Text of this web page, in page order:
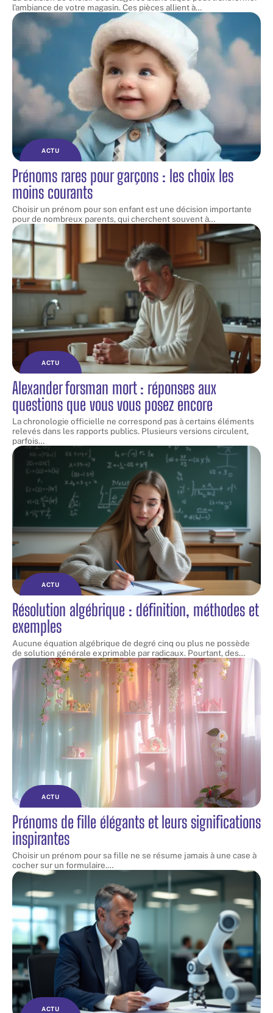
l'ambiance de votre magasin. Ces pièces allient à…
ACTU
Prénoms rares pour garçons : les choix les
moins courants
Choisir un prénom pour son enfant est une décision importante
pour de nombreux parents, qui cherchent souvent à…
ACTU
Alexander forsman mort : réponses aux
questions que vous vous posez encore
La chronologie officielle ne correspond pas à certains éléments
relevés dans les rapports publics. Plusieurs versions circulent,
parfois…
ACTU
Résolution algébrique : définition, méthodes et
exemples
Aucune équation algébrique de degré cinq ou plus ne possède
de solution générale exprimable par radicaux. Pourtant, des…
ACTU
Prénoms de fille élégants et leurs significations
inspirantes
Choisir un prénom pour sa fille ne se résume jamais à une case à
cocher sur un formulaire.…
ACTU